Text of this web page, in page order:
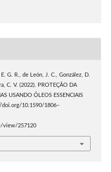
G. R., de León, J. C., González, D.
C. V. (2022). PROTEÇÃO DA
USANDO ÓLEOS ESSENCIAIS
doi.org/10.1590/1806–
view/257120